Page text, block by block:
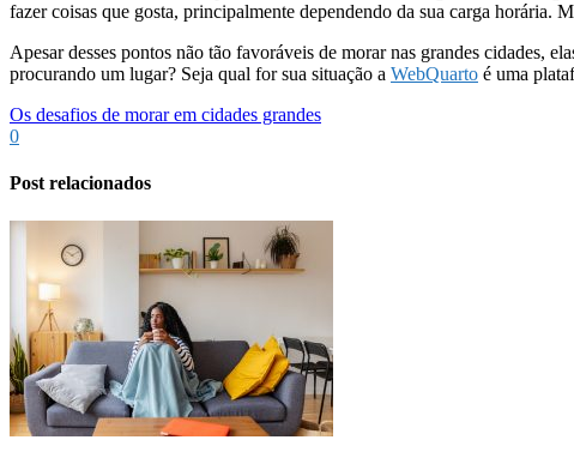
fazer coisas que gosta, principalmente dependendo da sua carga horária.
Apesar desses pontos não tão favoráveis de morar nas grandes cidades,
procurando um lugar? Seja qual for sua situação a WebQuarto é uma
Os desafios de morar em cidades grandes
0
Post relacionados